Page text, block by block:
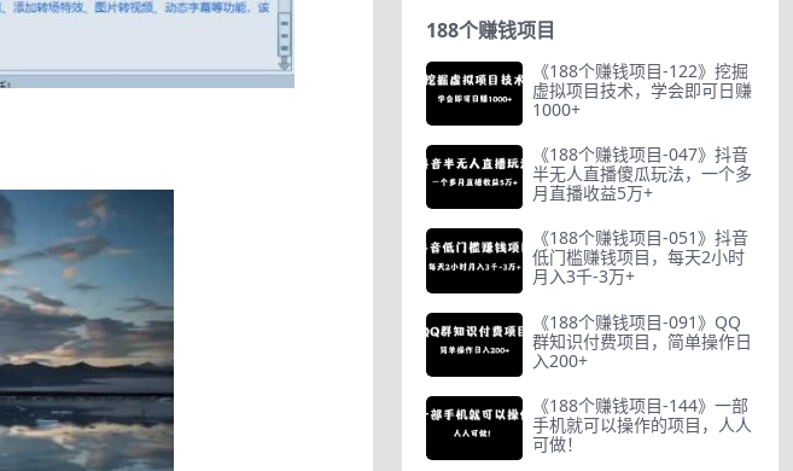
188个赚钱项目
《188个赚钱项目-122》挖掘
虚拟项目技术，学会即可日赚
1000+
《188个赚钱项目-047》抖音
半无人直播傻瓜玩法，一个多
月直播收益5万+
《188个赚钱项目-051》抖音
低门槛赚钱项目，每天2小时
月入3千-3万+
《188个赚钱项目-091》QQ
群知识付费项目，简单操作日
入200+
《188个赚钱项目-144》一部
手机就可以操作的项目，人人
可做！